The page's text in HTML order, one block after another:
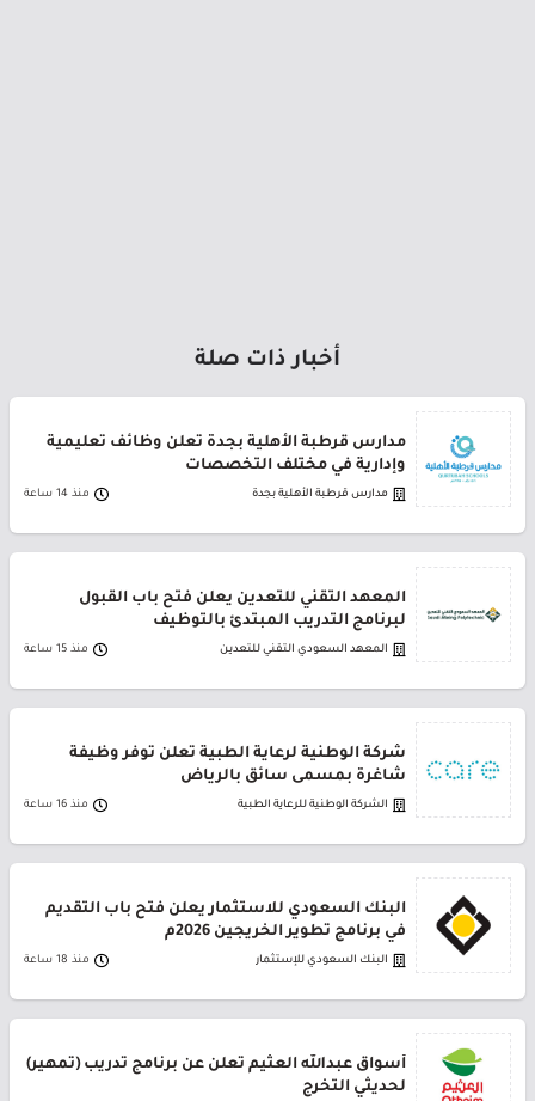
أخبار ذات صلة
مدارس قرطبة الأهلية بجدة تعلن وظائف تعليمية
وإدارية في مختلف التخصصات
مدارس قرطبة الأهلية بجدة منذ 14 ساعة
المعهد التقني للتعدين يعلن فتح باب القبول
لبرنامج التدريب المبتدئ بالتوظيف
المعهد السعودي التقني للتعدين منذ 15 ساعة
شركة الوطنية لرعاية الطبية تعلن توفر وظيفة
شاغرة بمسمى سائق بالرياض
الشركة الوطنية للرعاية الطبية منذ 16 ساعة
البنك السعودي للاستثمار يعلن فتح باب التقديم
في برنامج تطوير الخريجين 2026م
البنك السعودي للإستثمار منذ 18 ساعة
أسواق عبدالله العثيم تعلن عن برنامج تدريب (تمهير)
لحديثي التخرج